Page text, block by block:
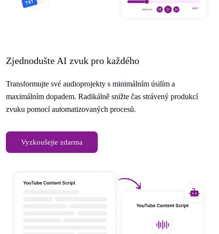
Zjednodušte AI zvuk pro každého
Transformujte své audioprojekty s minimálním úsilím a
maximálním dopadem. Radikálně snižte čas strávený produkcí
zvuku pomocí automatizovaných procesů.
Vyzkoušejte zdarma